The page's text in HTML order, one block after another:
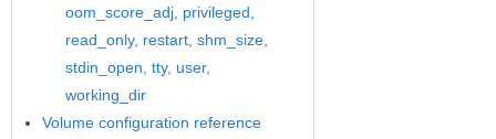
oom_score_adj, privileged,
read_only, restart, shm_size,
stdin_open, tty, user,
working_dir
Volume configuration reference